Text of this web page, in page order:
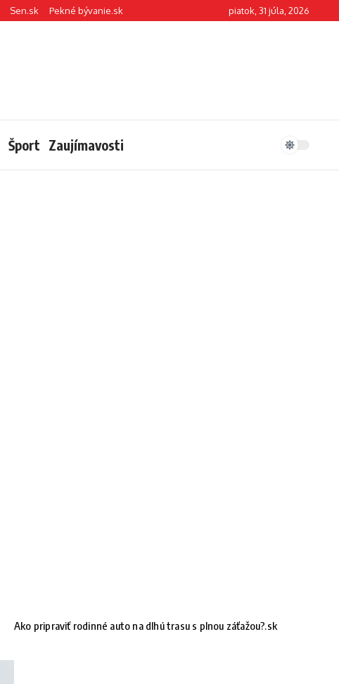
Sen.sk Pekné bývanie.sk piatok, 31 júla, 2026
Šport Zaujímavosti
Ako pripraviť rodinné auto na dlhú trasu s plnou záťažou?.sk